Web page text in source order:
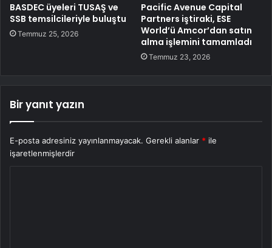
BASDEC üyeleri TUSAŞ ve
SSB temsilcileriyle buluştu
Temmuz 25, 2026
Pacific Avenue Capital
Partners iştiraki, ESE
World’ü Amcor’dan satın
alma işlemini tamamladı
Temmuz 23, 2026
Bir yanıt yazın
E-posta adresiniz yayınlanmayacak. Gerekli alanlar * ile
işaretlenmişlerdir